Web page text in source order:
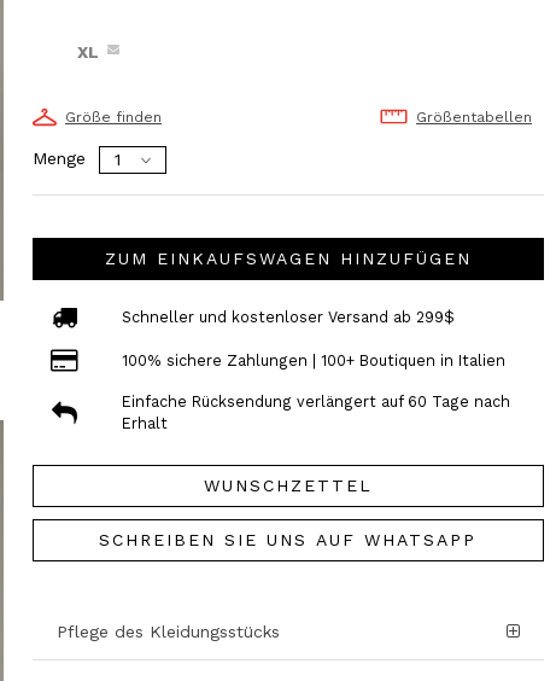
XL
Größe finden Größentabellen
Menge
ZUM EINKAUFSWAGEN HINZUFÜGEN
Schneller und kostenloser Versand ab 299$
100% sichere Zahlungen | 100+ Boutiquen in Italien
Einfache Rücksendung verlängert auf 60 Tage nach
Erhalt
WUNSCHZETTEL
SCHREIBEN SIE UNS AUF WHATSAPP
Pflege des Kleidungsstücks